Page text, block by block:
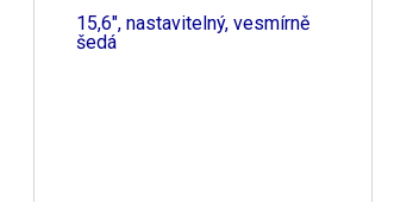
do
15,6", nastavitelný, vesmírně
šedá